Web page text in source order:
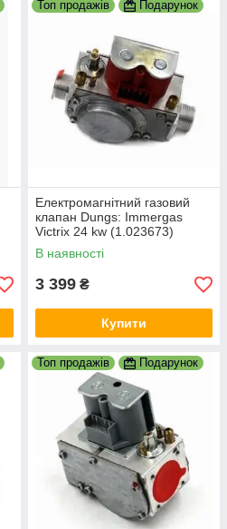
Топ продажів Подарунок
Електромагнітний газовий
клапан Dungs: Immergas
Victrix 24 kw (1.023673)
В наявності
3 399 ₴
Купити
Топ продажів Подарунок